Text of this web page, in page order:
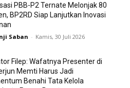
PBB-P2 Ternate Melonjak 80
BP2RD Siap Lanjutkan Inovasi
Saban - Kamis, 30 Juli 2026
Filep: Wafatnya Presenter di
Memti Harus Jadi
Benahi Tata Kelola